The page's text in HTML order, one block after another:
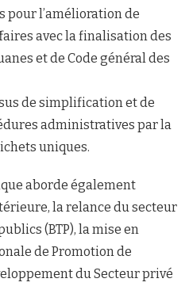
pour l’amélioration de
avec la finalisation des
et de Code général des
de simplification et de
administratives par la
uniques.
aborde également
la relance du secteur
(BTP), la mise en
de Promotion de
du Secteur privé